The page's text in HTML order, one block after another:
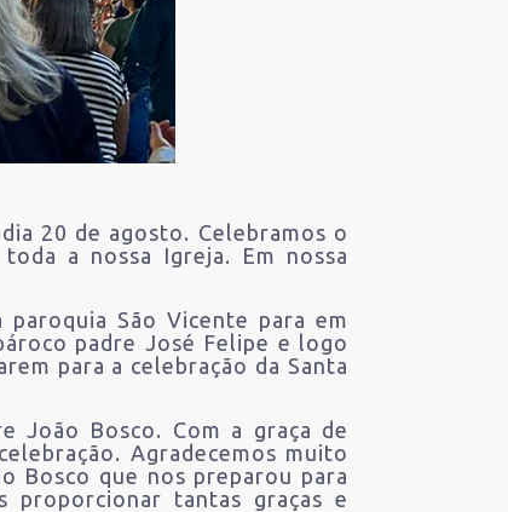
20 de agosto. Celebramos o
a nossa Igreja. Em nossa
São Vicente para em
padre José Felipe e logo
para a celebração da Santa
João Bosco. Com a graça de
Agradecemos muito
Bosco que nos preparou para
proporcionar tantas graças e